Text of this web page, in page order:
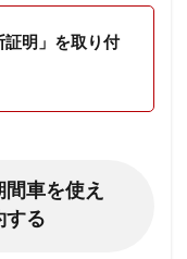
証明」を取り付
車を使え
する